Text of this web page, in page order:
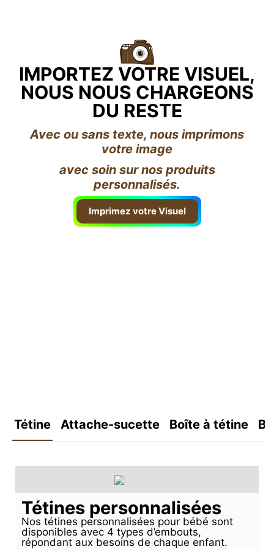
IMPORTEZ VOTRE VISUEL,
NOUS NOUS CHARGEONS
DU RESTE
Avec ou sans texte, nous imprimons
votre image
avec soin sur nos produits
personnalisés.
Imprimez votre Visuel
Tétine Attache-sucette Boîte à tétine
Tétines personnalisées
Nos tétines personnalisées pour bébé sont
disponibles avec 4 types d’embouts,
répondant aux besoins de chaque enfant.